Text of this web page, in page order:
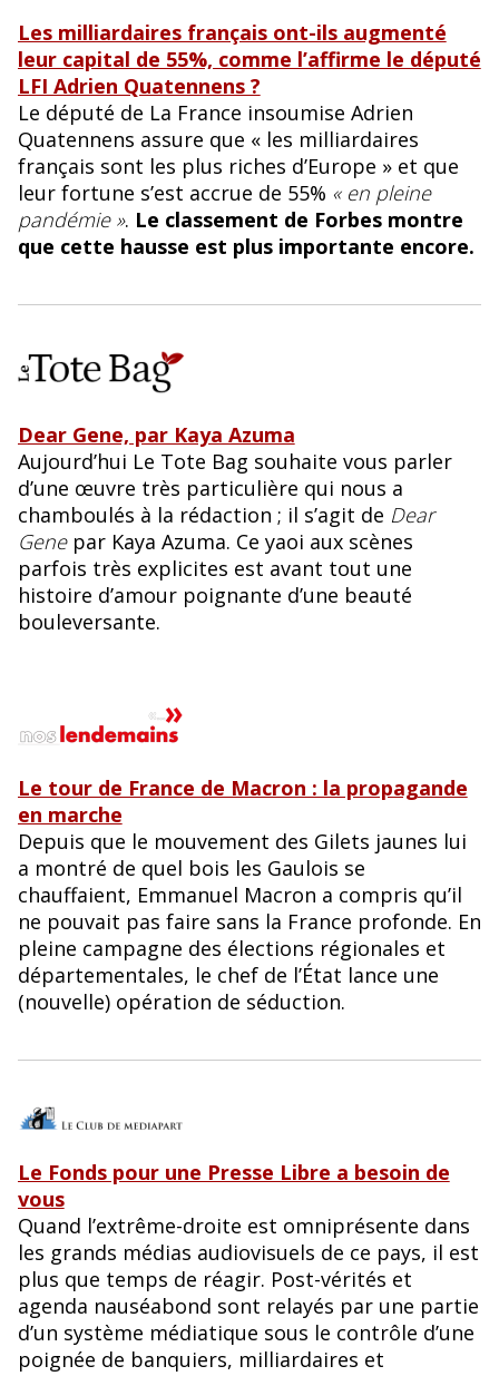
Les milliardaires français ont-ils augmenté
leur capital de 55%, comme l’affirme le député
LFI Adrien Quatennens ?
Le député de La France insoumise Adrien
Quatennens assure que « les milliardaires
français sont les plus riches d’Europe » et que
leur fortune s’est accrue de 55% « en pleine
pandémie ». Le classement de Forbes montre
que cette hausse est plus importante encore.
Dear Gene, par Kaya Azuma
Aujourd’hui Le Tote Bag souhaite vous parler
d’une œuvre très particulière qui nous a
chamboulés à la rédaction ; il s’agit de Dear
Genepar Kaya Azuma. Ce yaoi aux scènes
parfois très explicites est avant tout une
histoire d’amour poignante d’une beauté
bouleversante.
Le tour de France de Macron : la propagande
en marche
Depuis que le mouvement des Gilets jaunes lui
a montré de quel bois les Gaulois se
chauffaient, Emmanuel Macron a compris qu’il
ne pouvait pas faire sans la France profonde. En
pleine campagne des élections régionales et
départementales, le chef de l’État lance une
(nouvelle) opération de séduction.
Le Fonds pour une Presse Libre a besoin de
vous
Quand l’extrême-droite est omniprésente dans
les grands médias audiovisuels de ce pays, il est
plus que temps de réagir. Post-vérités et
agenda nauséabond sont relayés par une partie
d’un système médiatique sous le contrôle d’une
poignée de banquiers, milliardaires et